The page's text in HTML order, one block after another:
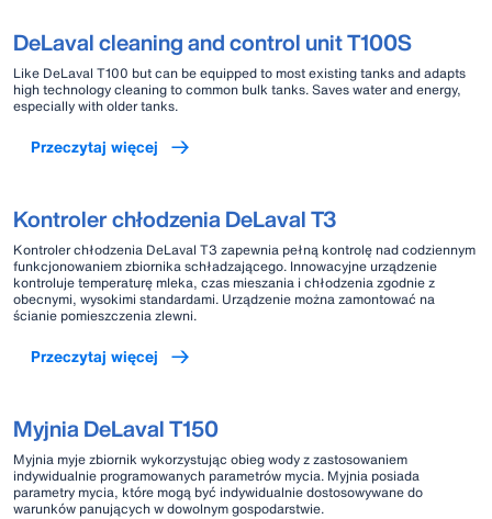
DeLaval cleaning and control unit T100S
Like DeLaval T100 but can be equipped to most existing tanks and adapts
high technology cleaning to common bulk tanks. Saves water and energy,
especially with older tanks.
Przeczytaj więcej
Kontroler chłodzenia DeLaval T3
Kontroler chłodzenia DeLaval T3 zapewnia pełną kontrolę nad codziennym
funkcjonowaniem zbiornika schładzającego. Innowacyjne urządzenie
kontroluje temperaturę mleka, czas mieszania i chłodzenia zgodnie z
obecnymi, wysokimi standardami. Urządzenie można zamontować na
ścianie pomieszczenia zlewni.
Przeczytaj więcej
Myjnia DeLaval T150
Myjnia myje zbiornik wykorzystując obieg wody z zastosowaniem
indywidualnie programowanych parametrów mycia. Myjnia posiada
parametry mycia, które mogą być indywidualnie dostosowywane do
warunków panujących w dowolnym gospodarstwie.